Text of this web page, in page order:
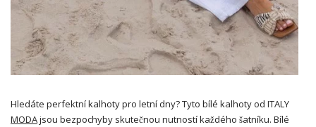
Hledáte perfektní kalhoty pro letní dny? Tyto bílé kalhoty od ITALY
MODAjsou bezpochyby skutečnou nutností každého šatníku. Bílé